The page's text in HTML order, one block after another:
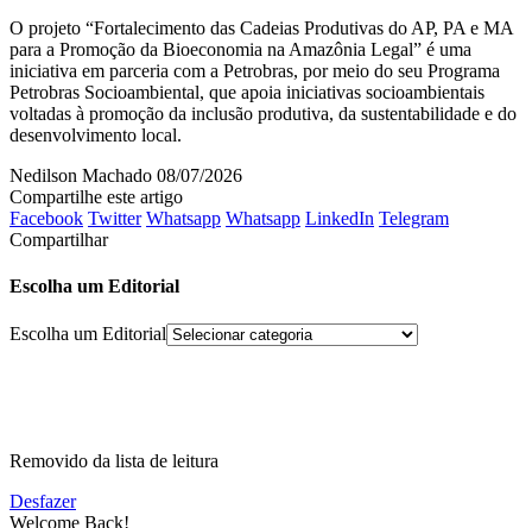
O projeto “Fortalecimento das Cadeias Produtivas do AP, PA e MA
para a Promoção da Bioeconomia na Amazônia Legal” é uma
iniciativa em parceria com a Petrobras, por meio do seu Programa
Petrobras Socioambiental, que apoia iniciativas socioambientais
voltadas à promoção da inclusão produtiva, da sustentabilidade e do
desenvolvimento local.
Nedilson Machado 08/07/2026
Compartilhe este artigo
Facebook Twitter Whatsapp Whatsapp LinkedIn Telegram
Compartilhar
Escolha um Editorial
Escolha um Editorial
Removido da lista de leitura
Desfazer
Welcome Back!